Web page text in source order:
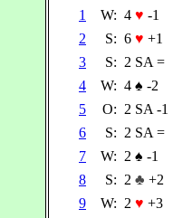
1
W: 4 ♥ -1
2
S: 6 ♥ +1
3
S: 2 SA =
4
W: 4 ♠ -2
5
O: 2 SA -1
6
S: 2 SA =
7
W: 2 ♠ -1
8
S: 2 ♣ +2
9
W: 2 ♥ +3